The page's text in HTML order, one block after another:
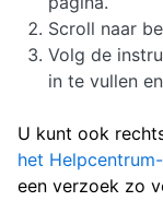
Scroll naar
Volg de
in te vullen
U kunt ook
het
een verzoek zo